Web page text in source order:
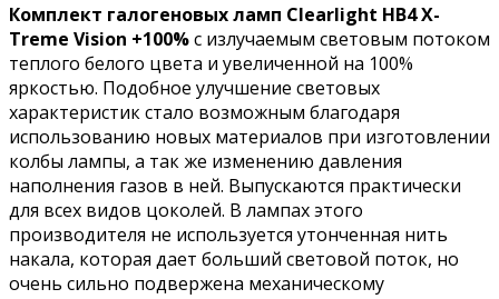
Комплект галогеновых ламп Clearlight HB4 X-
Treme Vision +100%с излучаемым световым потоком
теплого белого цвета и увеличенной на 100%
яркостью. Подобное улучшение световых
характеристик стало возможным благодаря
использованию новых материалов при изготовлении
колбы лампы, а так же изменению давления
наполнения газов в ней. Выпускаются практически
для всех видов цоколей. В лампах этого
производителя не используется утонченная нить
накала, которая дает больший световой поток, но
очень сильно подвержена механическому